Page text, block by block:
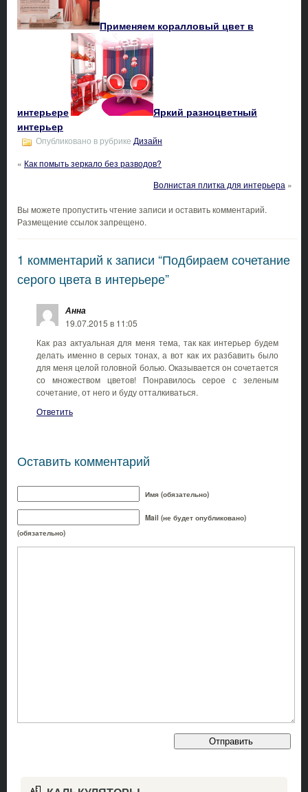
Применяем коралловый цвет в
интерьере
Яркий разноцветный
интерьер
Опубликовано в рубрике Дизайн
« Как помыть зеркало без разводов?
Волнистая плитка для интерьера »
Вы можете пропустить чтение записи и оставить комментарий.
Размещение ссылок запрещено.
1 комментарий к записи “Подбираем сочетание
серого цвета в интерьере”
Анна
19.07.2015 в 11:05
Как раз актуальная для меня тема, так как интерьер будем
делать именно в серых тонах, а вот как их разбавить было
для меня целой головной болью. Оказывается он сочетается
со множеством цветов! Понравилось серое с зеленым
сочетание, от него и буду отталкиваться.
Ответить
Оставить комментарий
Имя (обязательно)
Mail (не будет опубликовано)
(обязательно)